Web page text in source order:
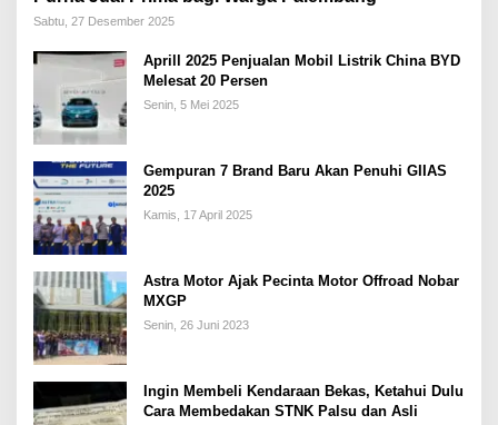
Sabtu, 27 Desember 2025
Aprill 2025 Penjualan Mobil Listrik China BYD
Melesat 20 Persen
Senin, 5 Mei 2025
Gempuran 7 Brand Baru Akan Penuhi GIIAS
2025
Kamis, 17 April 2025
Astra Motor Ajak Pecinta Motor Offroad Nobar
MXGP
Senin, 26 Juni 2023
Ingin Membeli Kendaraan Bekas, Ketahui Dulu
Cara Membedakan STNK Palsu dan Asli